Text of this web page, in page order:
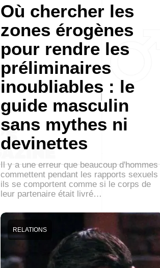
Où chercher les
zones érogènes
pour rendre les
préliminaires
inoubliables : le
guide masculin
sans mythes ni
devinettes
Il y a une erreur que beaucoup d'hommes
commettent pendant les rapports sexuels
ils se comportent comme si le corps de
leur partenaire était livré…
RELATIONS